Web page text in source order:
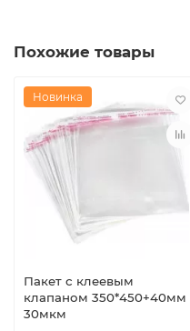
Похожие товары
Новинка
Пакет с клеевым
клапаном 350*450+40мм
30мкм